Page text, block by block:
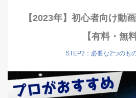
【2023年】初心者向け動
【有料・無料
STEP2：必要な2つのも